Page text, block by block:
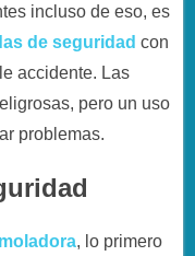
incluso de eso, es
de seguridad con
accidente. Las
pero un uso
problemas.
, lo primero